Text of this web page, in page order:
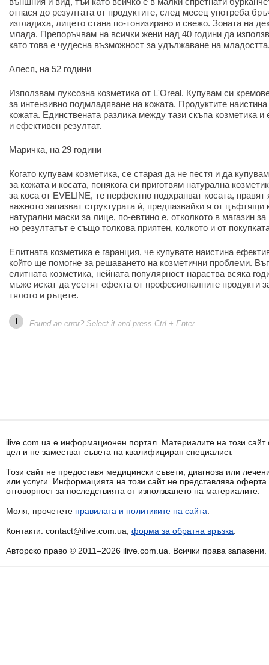
отнася до резултата от продуктите, след месец употреба
изгладиха, лицето стана по-тонизирано и свежо. Зоната на
млада. Препоръчвам на всички жени над 40 години да
като това е чудесна възможност за удължаване на
Алеся, на 52 години
Използвам луксозна козметика от L'Oreal. Купувам си
за интензивно подмладяване на кожата. Продуктите
кожата. Единствената разлика между тази скъпа козметика и
и ефективен резултат.
Маричка, на 29 години
Когато купувам козметика, се старая да не пестя и да
за кожата и косата, понякога си приготвям натурална
за коса от EVELINE, те перфектно подхранват косата,
важното запазват структурата ѝ, предпазвайки я от
натурални маски за лице, по-евтино е, отколкото в магазин
но резултатът е също толкова приятен, колкото и от
Елитната козметика е гаранция, че купувате наистина
който ще помогне за решаването на козметични проблеми.
елитната козметика, нейната популярност нараства всяка
мъже искат да усетят ефекта от професионалните продукти
тялото и ръцете.
! Found an error? Select it and press Ctrl + Enter.
ilive.com.ua е информационен портал. Материалите на този
цел и не заместват съвета на квалифициран специалист.
Този сайт не предоставя медицински съвети, диагноза или
или услуги. Информацията на този сайт не представлява
отговорност за последствията от използването на материалите.
Моля, прочетете правилата и политиките на сайта
Контакти: contact@ilive.com.ua, форма за обратна връзка
Авторско право © 2011–2026 ilive.com.ua. Всички права запазени.